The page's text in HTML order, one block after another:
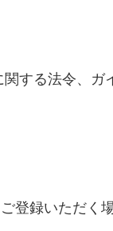
する法令、ガ
登録いただく